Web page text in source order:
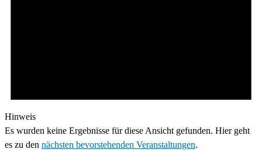
Hinweis
Es wurden keine Ergebnisse für diese Ansicht gefunden. Hier geht
es zu den nächsten bevorstehenden Veranstaltungen.